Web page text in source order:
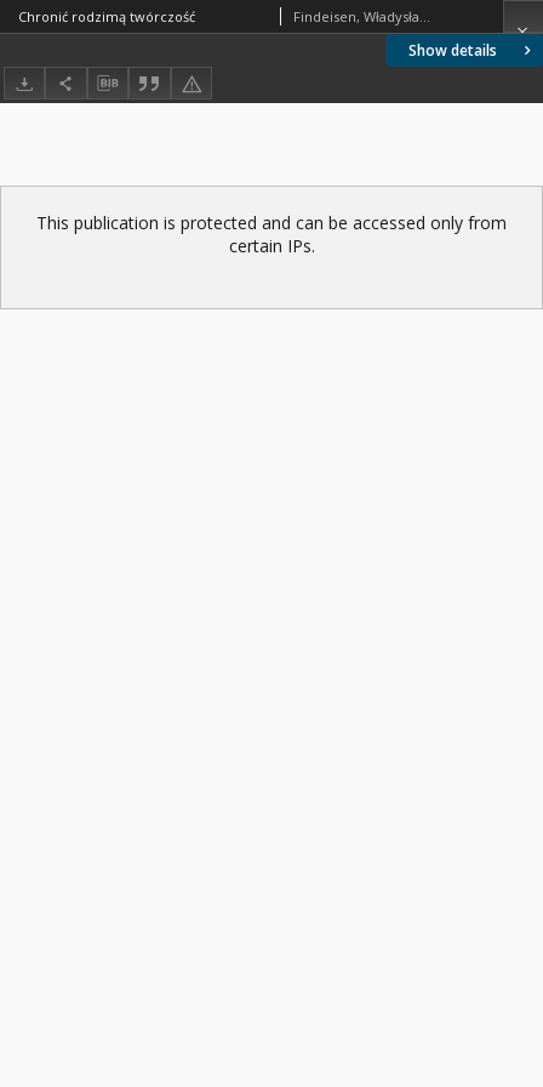
Show details
Chronić rodzimą twórczość Findeisen, Władysław (1926-2023)
This publication is protected and can be accessed only from
certain IPs.